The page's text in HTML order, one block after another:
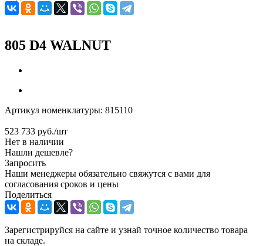
805 D4 WALNUT
Артикул номенклатуры: 815110
523 733 руб./шт
Нет в наличии
Нашли дешевле?
Запросить
Наши менеджеры обязательно свяжутся с вами для
согласования сроков и цены
Поделиться
Зарегистрируйся на сайте и узнай точное количество товара
на складе.